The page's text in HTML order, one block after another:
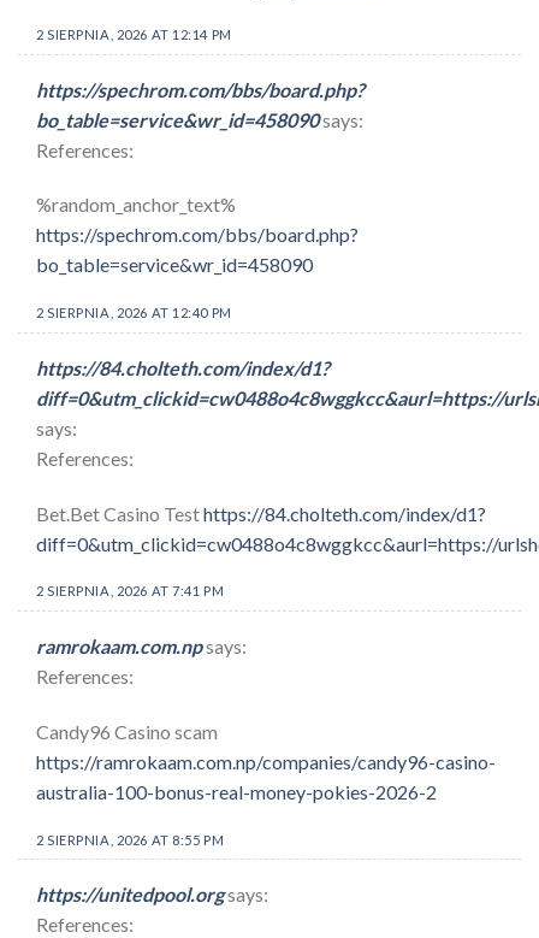
2 SIERPNIA, 2026 AT 12:14 PM
https://spechrom.com/bbs/board.php?
bo_table=service&wr_id=458090says:
References:
%random_anchor_text%
https://spechrom.com/bbs/board.php?
bo_table=service&wr_id=458090
2 SIERPNIA, 2026 AT 12:40 PM
https://84.cholteth.com/index/d1?
diff=0&utm_clickid=cw0488o4c8wggkcc&aurl=https://
says:
References:
Bet.Bet Casino Testhttps://84.cholteth.com/index/d1?
diff=0&utm_clickid=cw0488o4c8wggkcc&aurl=https://
2 SIERPNIA, 2026 AT 7:41 PM
ramrokaam.com.npsays:
References:
Candy96 Casino scam
https://ramrokaam.com.np/companies/candy96-casino-
australia-100-bonus-real-money-pokies-2026-2
2 SIERPNIA, 2026 AT 8:55 PM
https://unitedpool.orgsays:
References: